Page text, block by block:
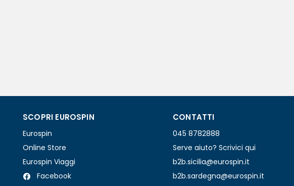
SCOPRI EUROSPIN
Eurospin
Online Store
Eurospin Viaggi
Facebook
CONTATTI
045 8782888
Serve aiuto? Scrivici qui
b2b.sicilia@eurospin.it
b2b.sardegna@eurospin.it